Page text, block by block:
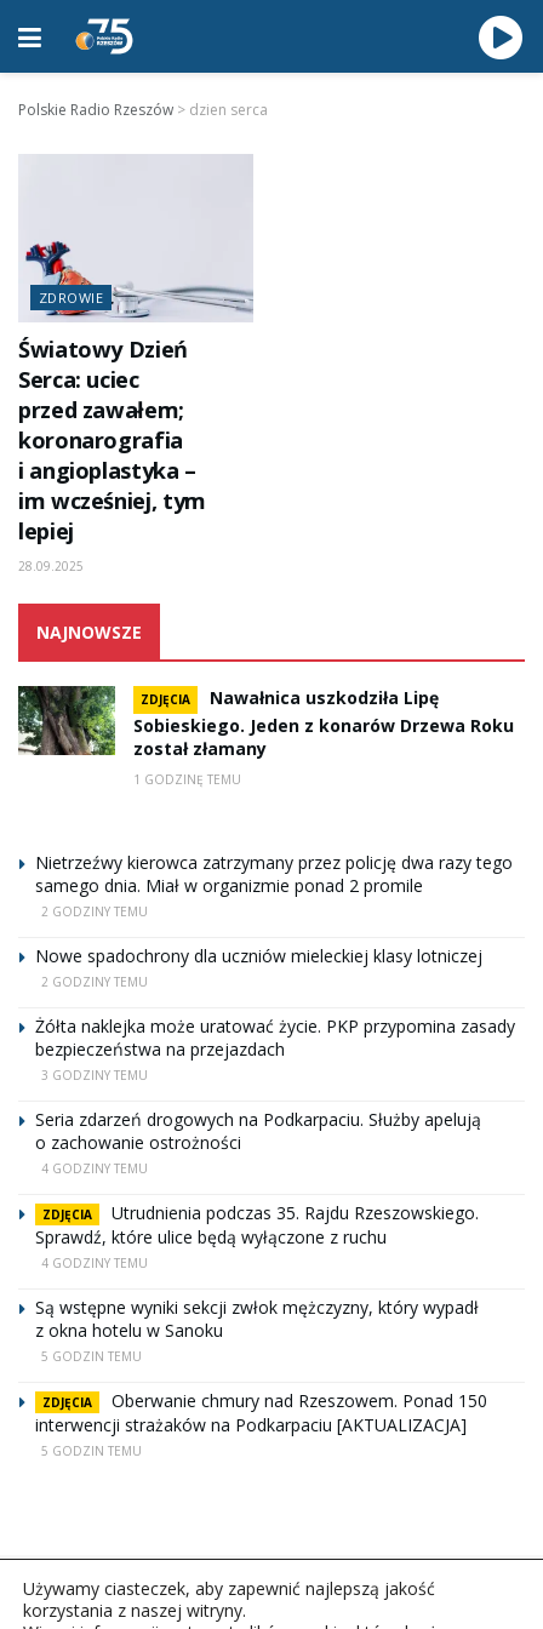
Polskie Radio Rzeszów > dzien serca
ZDROWIE
Światowy Dzień
Serca: uciec
przed zawałem;
koronarografia
i angioplastyka –
im wcześniej, tym
lepiej
28.09.2025
NAJNOWSZE
ZDJĘCIA
Nawałnica uszkodziła Lipę
Sobieskiego. Jeden z konarów Drzewa Roku
został złamany
1 GODZINĘ TEMU
Nietrzeźwy kierowca zatrzymany przez policję dwa razy tego
samego dnia. Miał w organizmie ponad 2 promile
2 GODZINY TEMU
Nowe spadochrony dla uczniów mieleckiej klasy lotniczej
2 GODZINY TEMU
Żółta naklejka może uratować życie. PKP przypomina zasady
bezpieczeństwa na przejazdach
3 GODZINY TEMU
Seria zdarzeń drogowych na Podkarpaciu. Służby apelują
o zachowanie ostrożności
4 GODZINY TEMU
ZDJĘCIA
Utrudnienia podczas 35. Rajdu Rzeszowskiego.
Sprawdź, które ulice będą wyłączone z ruchu
4 GODZINY TEMU
Są wstępne wyniki sekcji zwłok mężczyzny, który wypadł
z okna hotelu w Sanoku
5 GODZIN TEMU
ZDJĘCIA
Oberwanie chmury nad Rzeszowem. Ponad 150
interwencji strażaków na Podkarpaciu [AKTUALIZACJA]
5 GODZIN TEMU
Używamy ciasteczek, aby zapewnić najlepszą jakość
korzystania z naszej witryny.